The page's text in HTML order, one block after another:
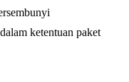
ketentuan paket